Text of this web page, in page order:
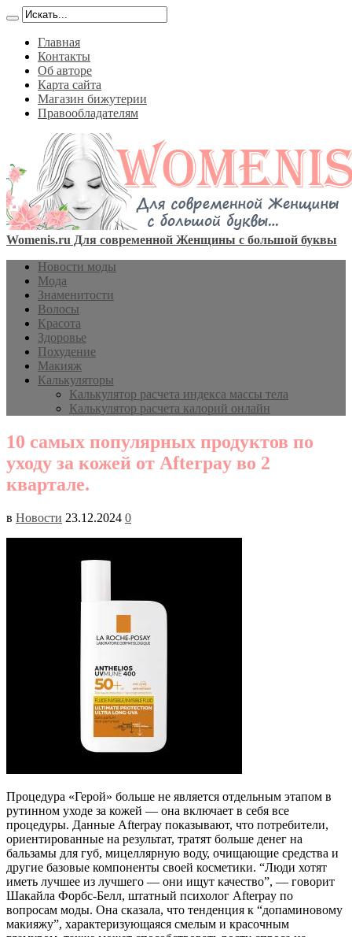
Главная
Контакты
Об авторе
Карта сайта
Магазин бижутерии
Правообладателям
Womenis.ru Для современной Женщины с большой буквы
Новости моды
Мода
Знаменитости
Волосы
Красота
Здоровье
Похудение
Макияж
Калькуляторы
Калькулятор расчета индекса массы тела
Калькулятор расчета калорий онлайн
10 самых популярных продуктов по
уходу за кожей от Afterpay во 2
квартале.
в Новости 23.12.2024 0
Процедура «Герой» больше не является отдельным этапом в
рутинном уходе за кожей — она включает в себя все
процедуры. Данные Afterpay показывают, что потребители,
ориентированные на результат, тратят больше денег на
бальзамы для губ, мицеллярную воду, очищающие средства и
другие базовые компоненты своей косметики. “Люди хотят
иметь лучшее из лучшего — они ищут качество”, — говорит
Шакайла Форбс-Белл, штатный психолог Afterpay по
вопросам моды. Она сказала, что тенденция к “допаминовому
макияжу”, характеризующаяся смелым и красочным